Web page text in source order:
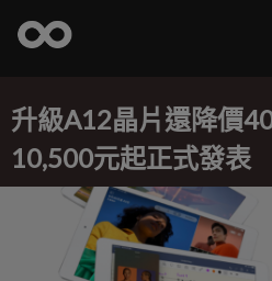
升級A12晶片還降價
10,500元起正式發表